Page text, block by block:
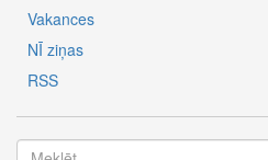
Vakances
NĪ ziņas
RSS